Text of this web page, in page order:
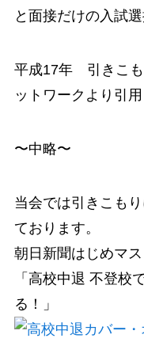
と面接だけの入試選
平成17年 引きこ
ットワークより引用
〜中略〜
当会では引きこも
ております。
朝日新聞はじめマ
「高校中退 不登校
る！」